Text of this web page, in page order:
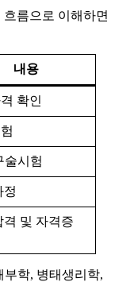
름으로 이해하면
내용
확인
술시험
정
격 및 자격증
부학, 병태생리학,